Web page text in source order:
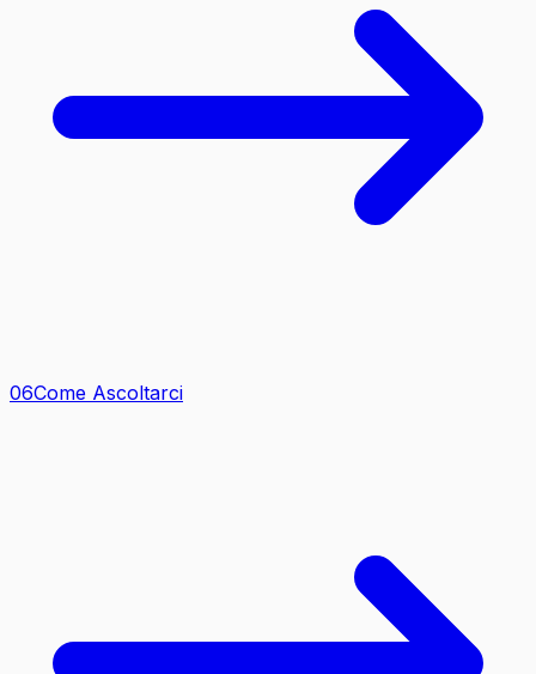
06Come Ascoltarci